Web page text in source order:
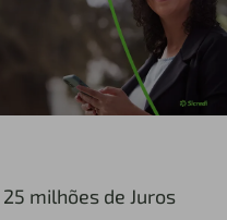
milhões de Juros